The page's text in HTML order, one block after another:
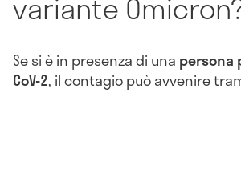
Se si è in presenza di una persona
CoV-2, il contagio può avvenire